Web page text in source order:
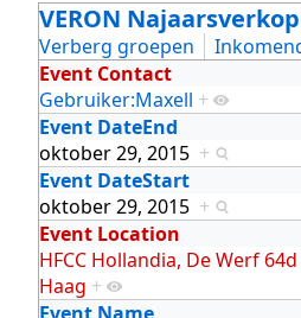
VERON
Verberg groepen
Event Contact
Gebruiker:Maxell +
Event DateEnd
oktober 29, 2015 +
Event DateStart
oktober 29, 2015 +
Event Location
HFCC Hollandia, De Werf
Haag +